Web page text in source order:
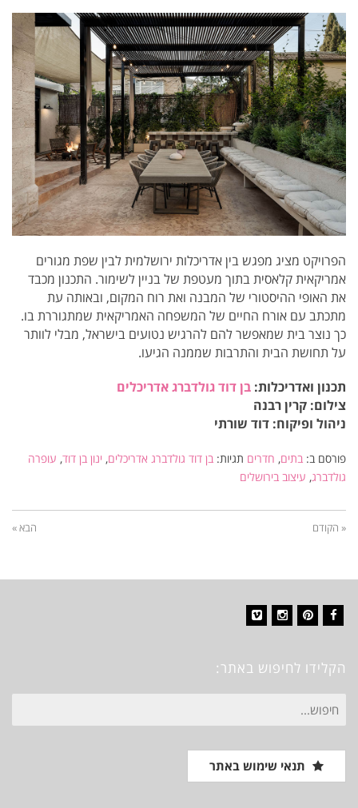
הפרויקט מציג מפגש בין אדריכלות ירושלמית לבין שפת מגורים
אמריקאית קלאסית בתוך מעטפת של בניין לשימור. התכנון מכבד
את האופי ההיסטורי של המבנה ואת רוח המקום, ובאותה עת
מתכתב עם אורח החיים של המשפחה האמריקאית שמתגוררת בו.
כך נוצר בית שמאפשר להם להרגיש נטועים בישראל, מבלי לוותר
על תחושת הבית והתרבות שממנה הגיעו.
תכנון ואדריכלות: בן דוד גולדברג אדריכלים
צילום: קרין רבנה
ניהול ופיקוח: דוד שורתי
פורסם ב: בתים, חדרים תגיות: בן דוד גולדברג אדריכלים, ינון בן דוד, עופרה
גולדברג, עיצוב בירושלים
« הקודם הבא »
הקלידו לחיפוש באתר:
חיפוש
עבור:
תנאי שימוש באתר